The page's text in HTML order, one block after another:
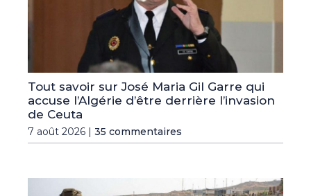
Tout savoir sur José Maria Gil Garre qui
accuse l’Algérie d’être derrière l’invasion
de Ceuta
7 août 2026 | 35 commentaires